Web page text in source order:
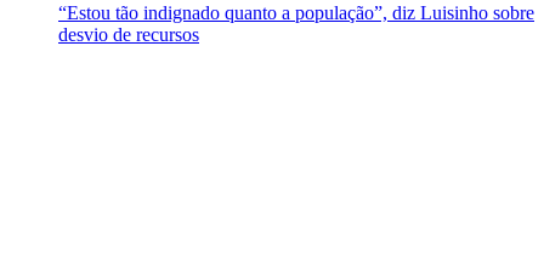
“Estou tão indignado quanto a população”, diz Luisinho sobre
desvio de recursos